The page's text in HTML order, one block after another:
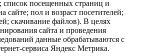
список посещенных страниц и
сайте; пол и возраст посетителей;
скачивание файлов). В целях
сайта и проведения
данные обрабатываются с
сервиса Яндекс Метрика.